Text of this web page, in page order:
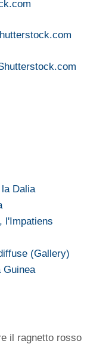
Dalia
l'Impatiens
(Gallery)
Guinea
il ragnetto rosso